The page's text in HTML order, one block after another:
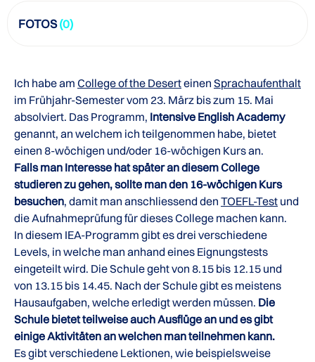
FOTOS(0)
Ich habe am College of the Deserteinen Sprachaufenthalt
im Frühjahr-Semester vom 23. März bis zum 15. Mai
absolviert. Das Programm, Intensive English Academy
genannt, an welchem ich teilgenommen habe, bietet
einen 8-wöchigen und/oder 16-wöchigen Kurs an.
Falls man Interesse hat später an diesem College
studieren zu gehen, sollte man den 16-wöchigen Kurs
besuchen, damit man anschliessend den TOEFL-Test und
die Aufnahmeprüfung für dieses College machen kann.
In diesem IEA-Programm gibt es drei verschiedene
Levels, in welche man anhand eines Eignungstests
eingeteilt wird. Die Schule geht von 8.15 bis 12.15 und
von 13.15 bis 14.45. Nach der Schule gibt es meistens
Hausaufgaben, welche erledigt werden müssen. Die
Schule bietet teilweise auch Ausflüge an und es gibt
einige Aktivitäten an welchen man teilnehmen kann.
Es gibt verschiedene Lektionen, wie beispielsweise